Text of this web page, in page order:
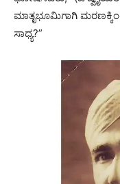
ಮಾತೃಭೂಮಿಗಾಗಿ
ಸಾಧ್ಯ?”